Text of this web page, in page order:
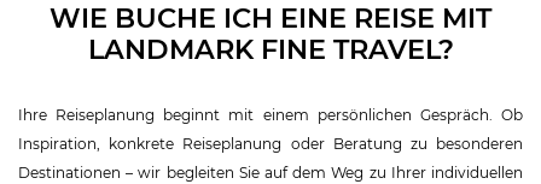
WIE BUCHE ICH EINE REISE MIT
LANDMARK FINE TRAVEL?
Ihre Reiseplanung beginnt mit einem persönlichen Gespräch. Ob
Inspiration, konkrete Reiseplanung oder Beratung zu besonderen
Destinationen – wir begleiten Sie auf dem Weg zu Ihrer individuellen